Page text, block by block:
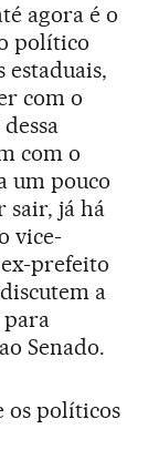
agora é o
político
estaduais,
com o
com o
um pouco
sair, já há
vice-
prefeito
a
para
Senado.
os políticos